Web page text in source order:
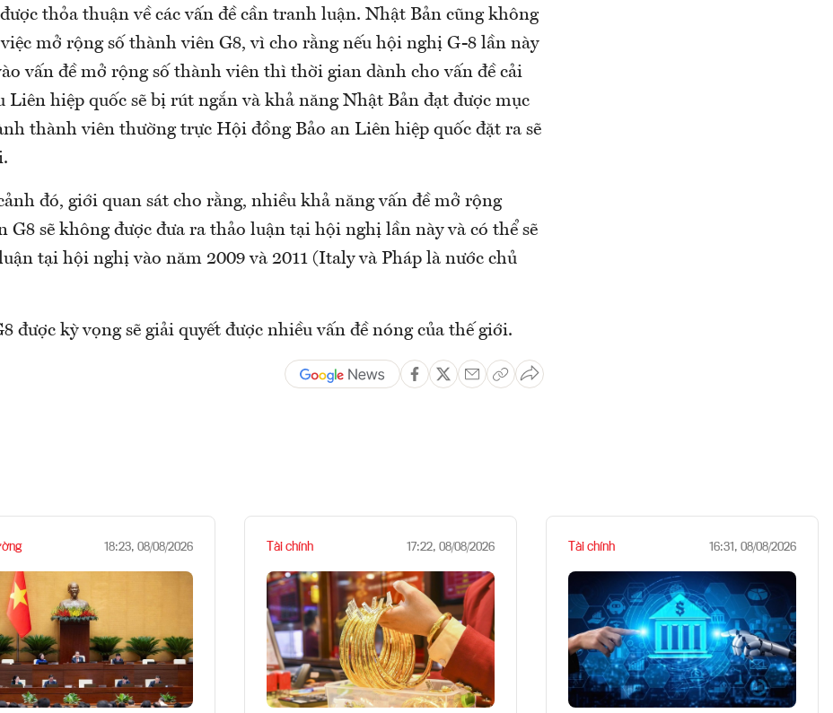
thỏa thuận về các vấn đề cần tranh luận. Nhật Bản cũng không
mở rộng số thành viên G8, vì cho rằng nếu hội nghị G-8 lần này
vấn đề mở rộng số thành viên thì thời gian dành cho vấn đề cải
Liên hiệp quốc sẽ bị rút ngắn và khả năng Nhật Bản đạt được mục
thành viên thường trực Hội đồng Bảo an Liên hiệp quốc đặt ra sẽ
đó, giới quan sát cho rằng, nhiều khả năng vấn đề mở rộng
G8 sẽ không được đưa ra thảo luận tại hội nghị lần này và có thể sẽ
tại hội nghị vào năm 2009 và 2011 (Italy và Pháp là nước chủ
được kỳ vọng sẽ giải quyết được nhiều vấn đề nóng của thế giới.
18:23, 08/08/2026 Tài chính 17:22, 08/08/2026 Tài chính 16:31, 08/08/2026